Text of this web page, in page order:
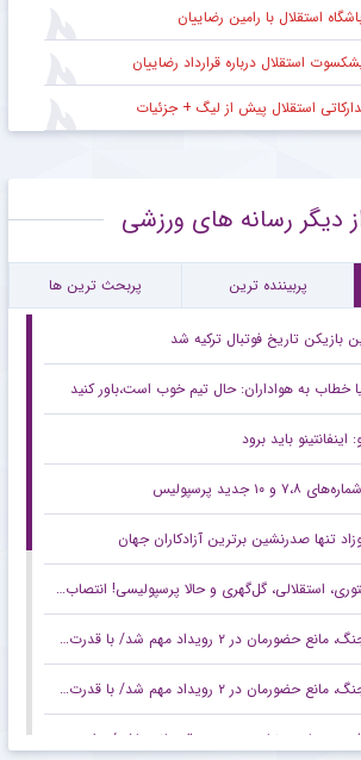
استقلال با رامین رضاییان
استقلال درباره قرارداد رضاییان
استقلال پیش از لیگ + جزئیات
دیگر رسانه های ورزشی
پربیننده ترین پربحث ترین ها
بازیکن تاریخ فوتبال ترکیه شد
خطاب به هواداران: حال تیم خوب است،باور کنید
باید برود
۱۰ جدید پرسپولیس
تنها صدرنشین برترین آزادکاران جهان
گل‌گهری و حالا پرسپولیسی! انتصاب‌های عجیب در باشگاه‌های خاص؛ فدراسیون حتما جوابگو باشد
مهم شد/ با قدرت برای بازی‌های آسیایی و سهمیه المپیک می‌جنگیم
مهم شد/ با قدرت برای بازی‌های آسیایی و سهمیه المپیک می‌جنگیم
نباید چیزی جز قهرمانی باشد/ برای جام ملت‌ها باید از برخی چهره‌ها عبور کنیم